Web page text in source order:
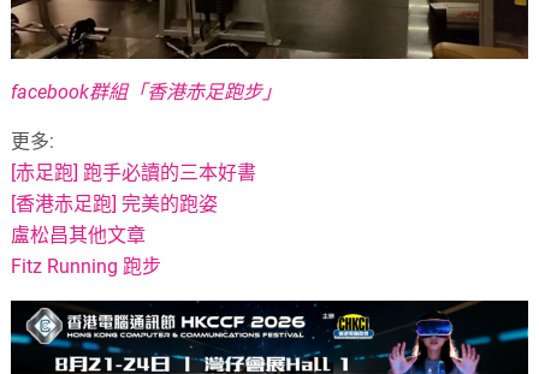
facebook群組「香港赤足跑步」
更多:
[赤足跑] 跑手必讀的三本好書
[香港赤足跑] 完美的跑姿
盧松昌其他文章
Fitz Running 跑步